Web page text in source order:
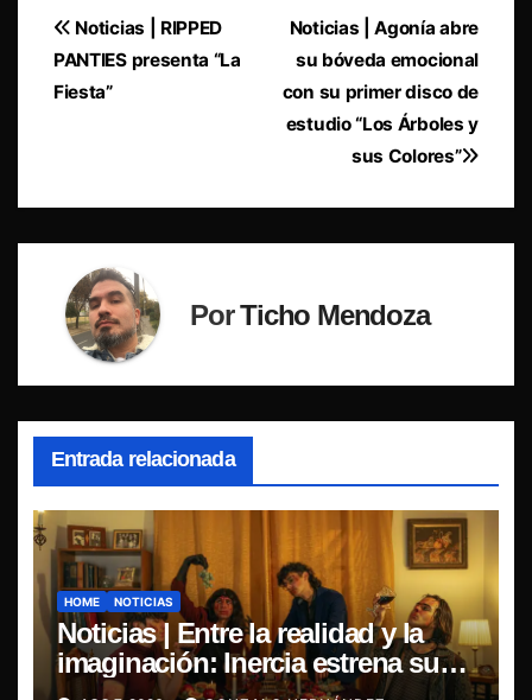
Navegación
de
Noticias | Agonía abre
su bóveda emocional
con su primer disco de
estudio “Los Árboles y
sus Colores”
Noticias | RIPPED
PANTIES presenta “La
Fiesta”
PorTicho Mendoza
Entrada relacionada
HOME NOTICIAS
Noticias | Entre la realidad y la
imaginación: Inercia estrena su
primer single “Marilina”